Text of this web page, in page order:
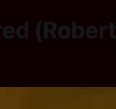
(Robert